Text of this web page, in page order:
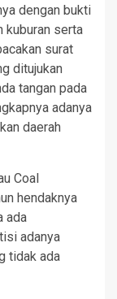
dengan bukti
kuburan serta
surat
ditujukan
tangan pada
adanya
daerah
Coal
hendaknya
ada
adanya
tidak ada